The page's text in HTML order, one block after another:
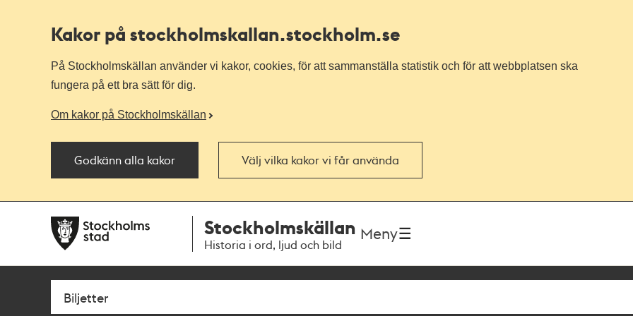
Kakor på stockholmskallan.stockholm.se
På Stockholmskällan använder vi kakor, cookies, för att sammanställa statistik och för att webbplatsen ska
fungera på ett bra sätt för dig.
Om kakor på Stockholmskällan
Godkänn alla kakor Välj vilka kakor vi får använda
navigationen
huvudinnehållet
Stockholmskällan
Historia i ord, ljud och bild
Meny
Sök